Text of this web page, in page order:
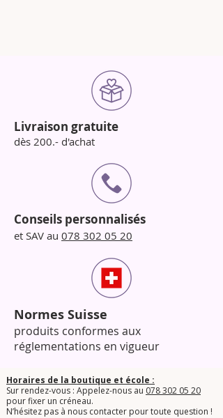
Livraison gratuite
dès 200.- d'achat
Conseils personnalisés
et SAV au 078 302 05 20
Normes Suisse
produits conformes aux
réglementations en vigueur
Horaires de la boutique et école :
Sur rendez-vous : Appelez-nous au 078 302 05 20
pour fixer un créneau.
​N’hésitez pas à nous contacter pour toute question !​